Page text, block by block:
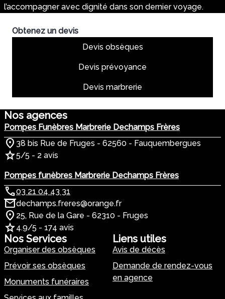
l’accompagner avec dignité dans son dernier voyage.
Obtenez un devis
Devis obsèques
Devis prévoyance
Devis marbrerie
Nos agences
Pompes Funèbres Marbrerie Dechamps Frères
38 bis Rue de Fruges - 62560 - Fauquembergues
5/5 - 2 avis
Pompes funèbres Marbrerie Dechamps Frères
03 21 04 43 31
dechamps.freres@orange.fr
25, Rue de la Gare - 62310 - Fruges
4.9/5 - 174 avis
Nos Services
Organiser des obsèques
Prévoir ses obsèques
Monuments funéraires
Liens utiles
Avis de décès
Demande de rendez-vous
en agence